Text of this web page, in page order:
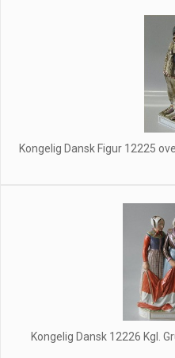
Kongelig Dansk Figur 12225
Kongelig Dansk 12226 Kgl.